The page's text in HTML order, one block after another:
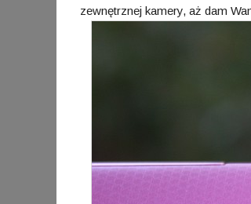
zewnętrznej kamery, aż dam